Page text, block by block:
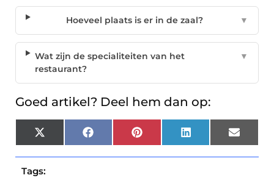
Hoeveel plaats is er in de zaal? ▼
Wat zijn de specialiteiten van het
restaurant?
▼
Goed artikel? Deel hem dan op:
X
(Twitter)
Facebook Pinterest LinkedIn Email
Tags: